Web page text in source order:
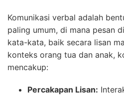
Komunikasi verbal adalah
paling umum, di mana pesan
kata-kata, baik secara lisan
konteks orang tua dan anak,
mencakup:
Percakapan Lisan: